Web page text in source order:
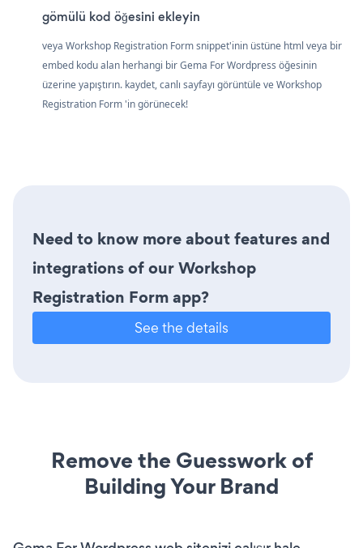
gömülü kod öğesini ekleyin
veya Workshop Registration Form snippet'inin üstüne html veya bir
embed kodu alan herhangi bir Gema For Wordpress öğesinin
üzerine yapıştırın. kaydet, canlı sayfayı görüntüle ve Workshop
Registration Form 'in görünecek!
Need to know more about features and
integrations of our Workshop
Registration Form app?
See the details
Remove the Guesswork of
Building Your Brand